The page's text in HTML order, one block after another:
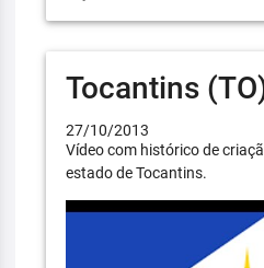
Tocantins
27/10/2013
Vídeo com histórico de
estado de Tocantins.